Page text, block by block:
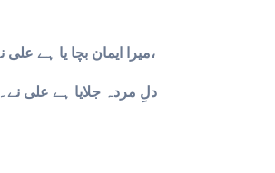
میرا ایمان بچا یا ہے علی نے،
دلِ مردہ جلایا ہے علی نے۔